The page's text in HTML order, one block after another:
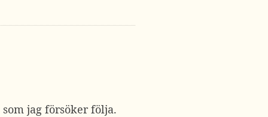
jag försöker följa.